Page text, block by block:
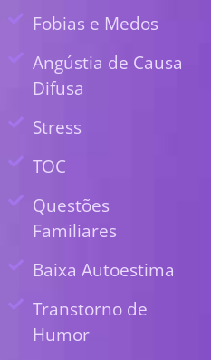
Fobias e Medos
Angústia de Causa
Difusa
Stress
TOC
Questões
Familiares
Baixa Autoestima
Transtorno de
Humor